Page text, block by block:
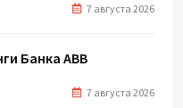
7 августа 2026
Банка ABB
7 августа 2026